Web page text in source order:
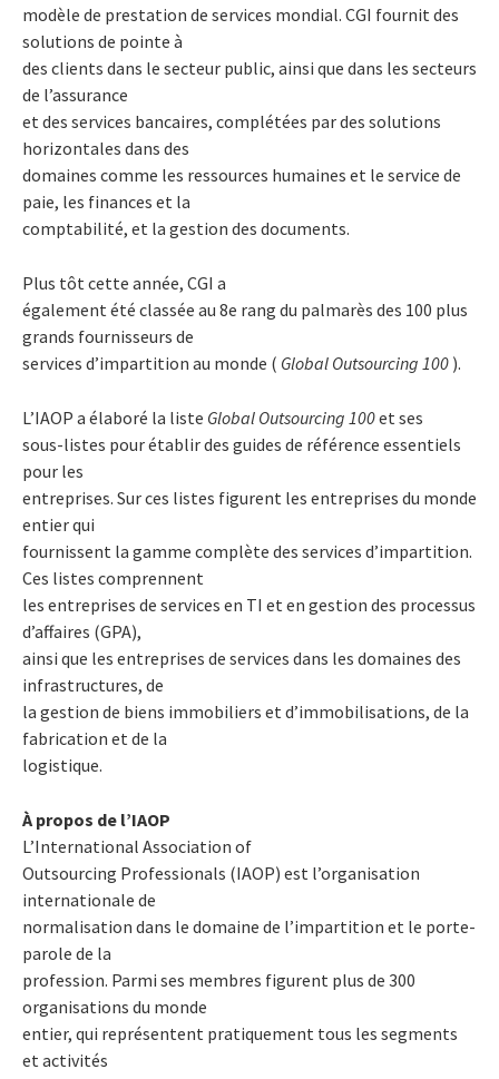
modèle de prestation de services mondial. CGI fournit des
solutions de pointe à
des clients dans le secteur public, ainsi que dans les secteurs
de l’assurance
et des services bancaires, complétées par des solutions
horizontales dans des
domaines comme les ressources humaines et le service de
paie, les finances et la
comptabilité, et la gestion des documents.
Plus tôt cette année, CGI a
également été classée au 8e rang du palmarès des 100 plus
grands fournisseurs de
services d’impartition au monde ( Global Outsourcing 100 ).
L’IAOP a élaboré la liste Global Outsourcing 100et ses
sous-listes pour établir des guides de référence essentiels
pour les
entreprises. Sur ces listes figurent les entreprises du monde
entier qui
fournissent la gamme complète des services d’impartition.
Ces listes comprennent
les entreprises de services en TI et en gestion des processus
d’affaires (GPA),
ainsi que les entreprises de services dans les domaines des
infrastructures, de
la gestion de biens immobiliers et d’immobilisations, de la
fabrication et de la
logistique.
À propos de l’IAOP
L’International Association of
Outsourcing Professionals (IAOP) est l’organisation
internationale de
normalisation dans le domaine de l’impartition et le porte-
parole de la
profession. Parmi ses membres figurent plus de 300
organisations du monde
entier, qui représentent pratiquement tous les segments
et activités